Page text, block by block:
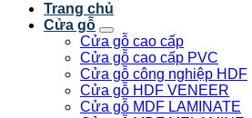
Trang chủ
Cửa gỗ
Cửa gỗ cao cấp
Cửa gỗ cao cấp PVC
Cửa gỗ công nghiệp HDF
Cửa gỗ HDF VENEER
Cửa gỗ MDF LAMINATE